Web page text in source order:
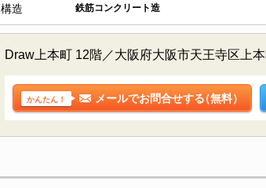
構造 鉄筋コンクリート造
Draw上本町 12階／大阪府大阪市天王寺区上
かんたん！ メールでお問合せする（無料）